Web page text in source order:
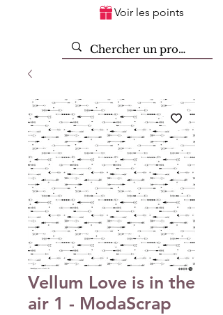
Voir les points
Vellum Love is in the
air 1 - ModaScrap